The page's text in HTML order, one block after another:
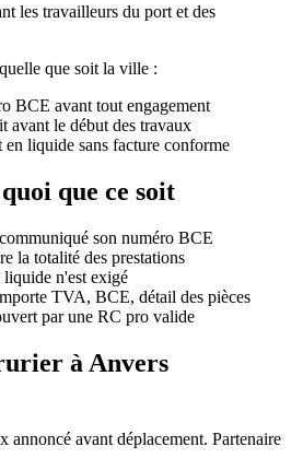
les travailleurs du port et des
que soit la ville :
BCE avant tout engagement
avant le début des travaux
en liquide sans facture conforme
que ce soit
son numéro BCE
la totalité des prestations
n'est exigé
TVA, BCE, détail des pièces
par une RC pro valide
à Anvers
annoncé avant déplacement. Partenaire